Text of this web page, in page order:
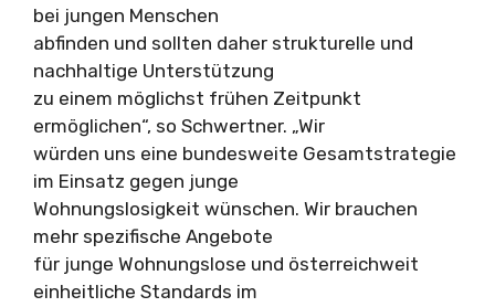
bei jungen Menschen
abfinden und sollten daher strukturelle und
nachhaltige Unterstützung
zu einem möglichst frühen Zeitpunkt
ermöglichen“, so Schwertner. „Wir
würden uns eine bundesweite Gesamtstrategie
im Einsatz gegen junge
Wohnungslosigkeit wünschen. Wir brauchen
mehr spezifische Angebote
für junge Wohnungslose und österreichweit
einheitliche Standards im